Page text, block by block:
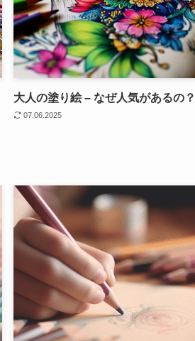
大人の塗り絵 – なぜ人気があるの？
07.06.2025